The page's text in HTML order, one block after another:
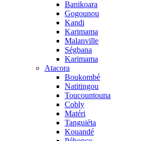
Banikoara
Gogounou
Kandi
Karimama
Malanville
Ségbana
Karimama
Atacora
Boukombé
Natitingou
Toucountouna
Cobly
Matéri
Tanguiéta
Kouandé